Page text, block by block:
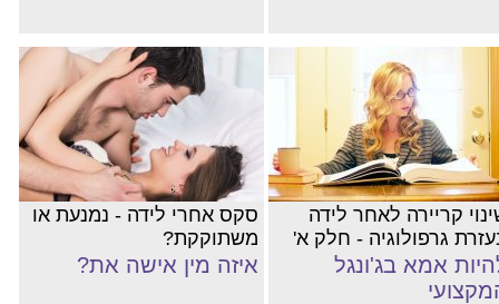
קריירה לאחר לידה
גרפולוגיה - חלק א'
אמא בג'ונגל
סקס אחרי לידה - נמנעת או
משתוקקת?
איזה מין אישה את?